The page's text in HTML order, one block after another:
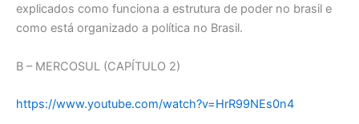
explicados como funciona a estrutura de poder no brasil e
como está organizado a política no Brasil.
B – MERCOSUL (CAPÍTULO 2)
https://www.youtube.com/watch?v=HrR99NEs0n4